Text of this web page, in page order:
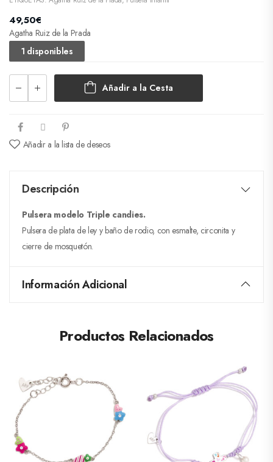
49,50€
Agatha Ruiz de la Prada
1 disponibles
Añadir a la Cesta
Añadir a la lista de deseos
Descripción
Pulsera modelo Triple candies.
Pulsera de plata de ley y baño de rodio, con esmalte, circonita y
cierre de mosquetón.
Información Adicional
Productos Relacionados